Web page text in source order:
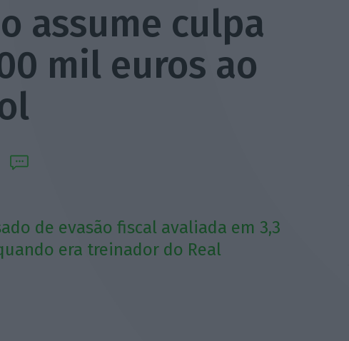
assume culpa
mil euros ao
de evasão fiscal avaliada em 3,3
era treinador do Real